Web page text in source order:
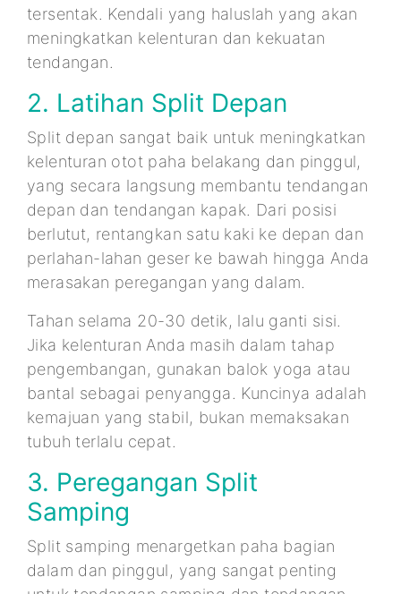
tersentak. Kendali yang haluslah yang akan
meningkatkan kelenturan dan kekuatan
tendangan.
2. Latihan Split Depan
Split depan sangat baik untuk meningkatkan
kelenturan otot paha belakang dan pinggul,
yang secara langsung membantu tendangan
depan dan tendangan kapak. Dari posisi
berlutut, rentangkan satu kaki ke depan dan
perlahan-lahan geser ke bawah hingga Anda
merasakan peregangan yang dalam.
Tahan selama 20-30 detik, lalu ganti sisi.
Jika kelenturan Anda masih dalam tahap
pengembangan, gunakan balok yoga atau
bantal sebagai penyangga. Kuncinya adalah
kemajuan yang stabil, bukan memaksakan
tubuh terlalu cepat.
3. Peregangan Split
Samping
Split samping menargetkan paha bagian
dalam dan pinggul, yang sangat penting